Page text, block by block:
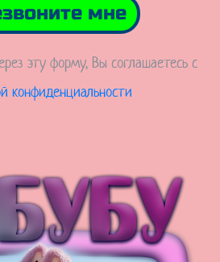
мне
эту форму, Вы соглашаетесь с
конфиденциальности